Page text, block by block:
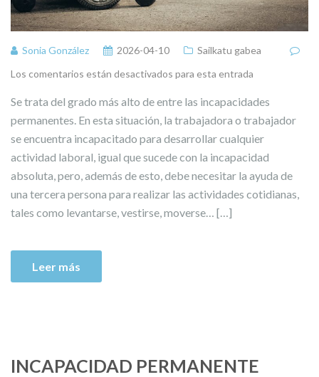
Sonia González 2026-04-10
Sailkatu gabea
Los comentarios están desactivados para esta entrada
Se trata del grado más alto de entre las incapacidades
permanentes. En esta situación, la trabajadora o trabajador
se encuentra incapacitado para desarrollar cualquier
actividad laboral, igual que sucede con la incapacidad
absoluta, pero, además de esto, debe necesitar la ayuda de
una tercera persona para realizar las actividades cotidianas,
tales como levantarse, vestirse, moverse… […]
Leer más
INCAPACIDAD PERMANENTE